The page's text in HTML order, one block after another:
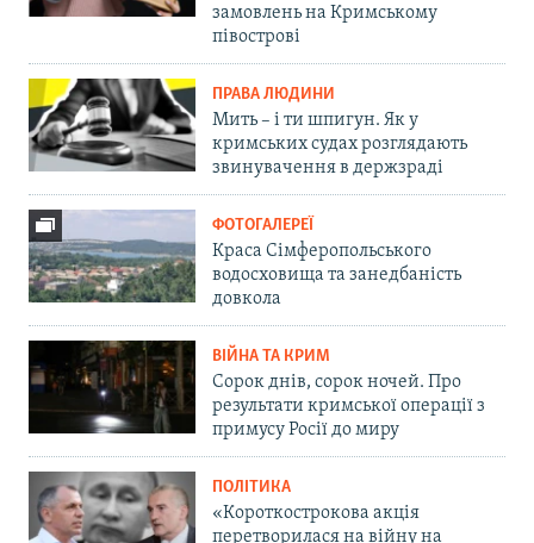
замовлень на Кримському
півострові
ПРАВА ЛЮДИНИ
Мить – і ти шпигун. Як у
кримських судах розглядають
звинувачення в держзраді
ФОТОГАЛЕРЕЇ
Краса Сімферопольського
водосховища та занедбаність
довкола
ВІЙНА ТА КРИМ
Сорок днів, сорок ночей. Про
результати кримської операції з
примусу Росії до миру
ПОЛІТИКА
«Короткострокова акція
перетворилася на війну на